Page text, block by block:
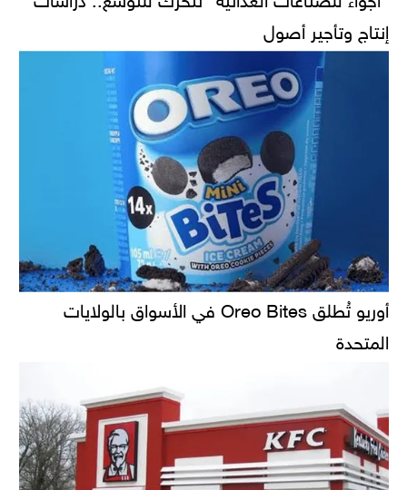
إنتاج وتأجير أصول
أوريو تُطلق Oreo Bites في الأسواق بالولايات
المتحدة